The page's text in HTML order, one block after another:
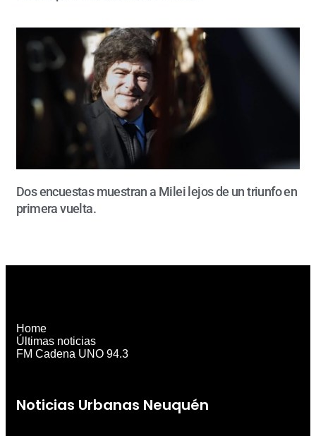
Dos encuestas muestran a Milei lejos de un triunfo en
primera vuelta.
Noticias Urbanas Neuquén
Home
Últimas noticias
FM Cadena UNO 94.3